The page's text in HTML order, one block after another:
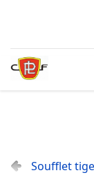
Soufflet